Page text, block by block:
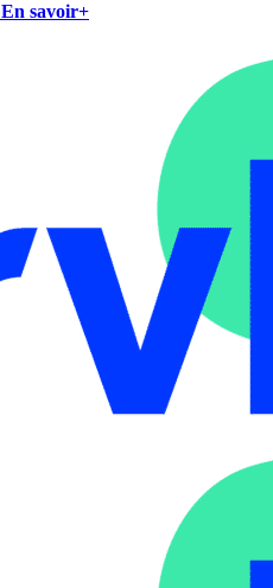
En savoir+